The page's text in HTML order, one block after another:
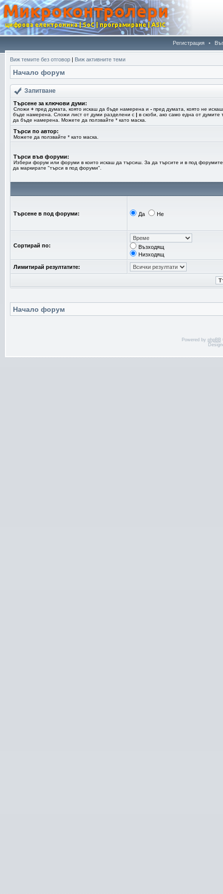
Регистрация •
Виж темите без отговор | Виж активните теми
Начало форум
Запитване
Търсене за ключови думи:
Сложи + пред думата, която искаш да бъде намерена и - пред думата, която не
бъде намерена. Сложи лист от думи разделени с | в скоби, ако само една от думите
да бъде намерена. Можете да ползвайте * като маска.
Търси по автор:
Можете да ползвайте * като маска.
Търси във форуми:
Избери форум или форуми в които искаш да търсиш. За да търсите и в под форумите
да маркирате "търси в под форуми".
Търсене в под форуми: Да Не
Сортирай по:
Възходящ
Низходящ
Лимитирай резултатите:
Начало форум
Powered by phpBB